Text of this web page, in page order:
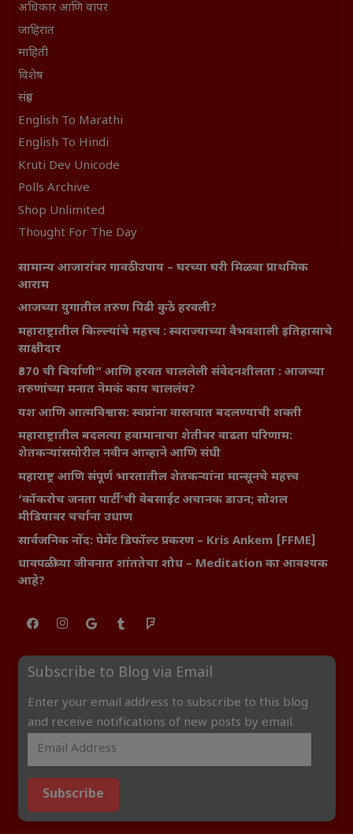
अधिकार आणि वापर
जाहिरात
माहिती
विशेष
संग्रह
English To Marathi
English To Hindi
Kruti Dev Unicode
Polls Archive
Shop Unlimited
Thought For The Day
सामान्य आजारांवर गावठी उपाय – घरच्या घरी मिळवा प्राथमिक
आराम
आजच्या युगातील तरुण पिढी कुठे हरवली?
महाराष्ट्रातील किल्ल्यांचे महत्त्व : स्वराज्याच्या वैभवशाली इतिहासाचे
साक्षीदार
₹370 ची बिर्याणी” आणि हरवत चाललेली संवेदनशीलता : आजच्या
तरुणांच्या मनात नेमकं काय चाललंय?
यश आणि आत्मविश्वास: स्वप्नांना वास्तवात बदलण्याची शक्ती
महाराष्ट्रातील बदलत्या हवामानाचा शेतीवर वाढता परिणाम:
शेतकऱ्यांसमोरील नवीन आव्हाने आणि संधी
महाराष्ट्र आणि संपूर्ण भारतातील शेतकऱ्यांना मान्सूनचे महत्त्व
‘कॉकरोच जनता पार्टी’ची वेबसाईट अचानक डाउन; सोशल
मीडियावर चर्चांना उधाण
सार्वजनिक नोंद: पेमेंट डिफॉल्ट प्रकरण – Kris Ankem [FFME]
धावपळीच्या जीवनात शांततेचा शोध – Meditation का आवश्यक
आहे?
Subscribe to Blog via Email
Enter your email address to subscribe to this blog
and receive notifications of new posts by email.
Subscribe